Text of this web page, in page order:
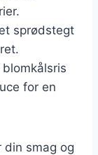
sprødstegt
blomkålsris
for en
din smag og